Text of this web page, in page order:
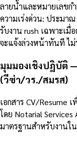
ลายน้ำและหมายเลขก
ความเร่งด่วน: ประมา
รับงาน rush เฉพาะเ
จะแจ้งล่วงหน้าทันที ไ
มุมมองเชิงปฏิบัติ
(วีซ่า/วร./สมรส)
เอกสาร CV/Resume
โดย Notarial
มาตรฐานสำหรับงานใ